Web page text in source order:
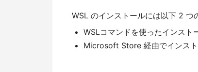
WSL のインストールには以下 2 つ
WSLコマンドを使ったインスト
Microsoft Store 経由でインスト